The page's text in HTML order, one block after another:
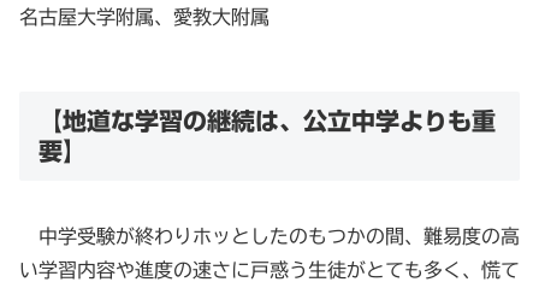
名古屋大学附属、愛教大附属
【地道な学習の継続は、公立中学よりも重
要】
中学受験が終わりホッとしたのもつかの間、難易度の高
い学習内容や進度の速さに戸惑う生徒がとても多く、慌て